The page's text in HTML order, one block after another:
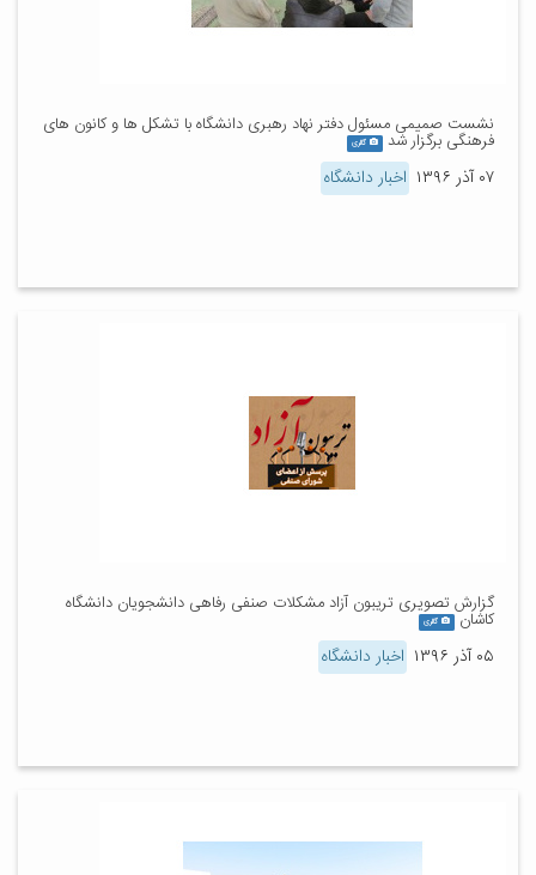
نشست صمیمی مسئول دفتر نهاد رهبری دانشگاه با تشکل ها و کانون های
فرهنگی برگزار شد گالری
۰۷ آذر ۱۳۹۶ اخبار دانشگاه
گزارش تصویری تریبون آزاد مشکلات صنفى رفاهى دانشجویان دانشگاه
کاشان گالری
۰۵ آذر ۱۳۹۶ اخبار دانشگاه